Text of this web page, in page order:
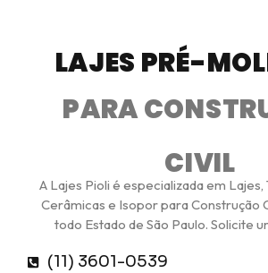
LAJES PRÉ-
PARA
CIVIL
A Lajes Pioli é especializada em Lajes,
Cerâmicas e Isopor para Construção
todo Estado de São Paulo. Solicite
(11) 3601-0539